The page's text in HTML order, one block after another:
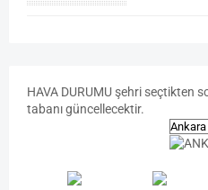
HAVA DURUMU şehri seçtikten
tabanı güncellecektir.